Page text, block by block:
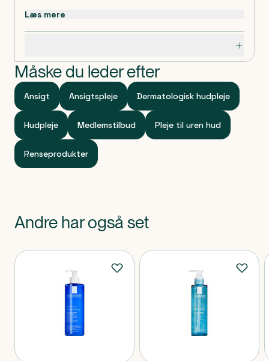
*Indeholder ikke ethanol.
Dermatologisk testet.
Påføres med vat. Skal ikke skylles af med vand. Må
ikke indtages.
Indeholder
Ingredients: Aqua/Water, PEG-7 Caprylic/Capric
Glycerides, Poloxamer 124, Polaxamer 184, PEG-6
Caprylic/Capric Glycerides, Glycerin, Polysorbate 80,
Zinc PCA, Sodium Hydroxide, Disodium EDTA, BHT,
Myrtrimonium Bromide, Parfum.
Læs mere
Måske du leder efter
Ansigt Ansigtspleje Dermatologisk hudpleje
Hudpleje Medlemstilbud Pleje til uren hud
Renseprodukter
Andre har også set
Produkter